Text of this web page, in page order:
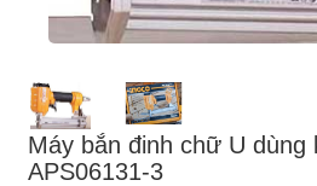
Máy bắn đinh chữ U dùng
APS06131-3